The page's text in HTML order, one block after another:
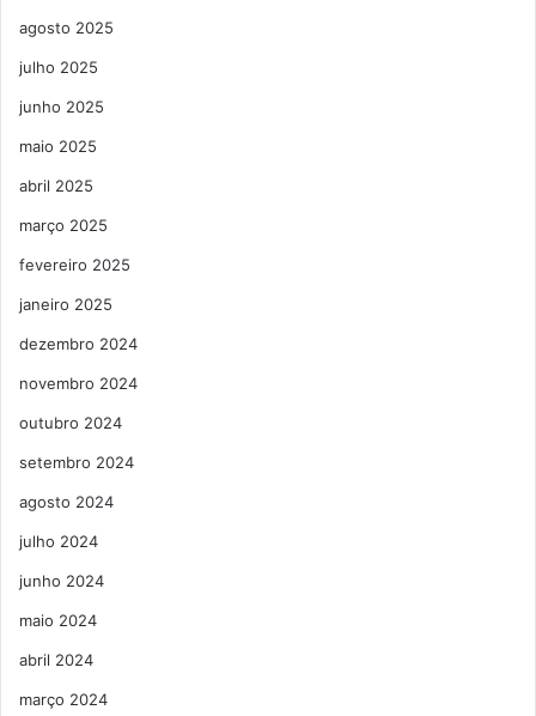
agosto 2025
julho 2025
junho 2025
maio 2025
abril 2025
março 2025
fevereiro 2025
janeiro 2025
dezembro 2024
novembro 2024
outubro 2024
setembro 2024
agosto 2024
julho 2024
junho 2024
maio 2024
abril 2024
março 2024